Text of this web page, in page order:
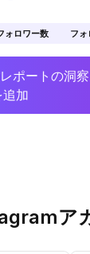
ォロワー数 フ
ポートの洞
加
ア